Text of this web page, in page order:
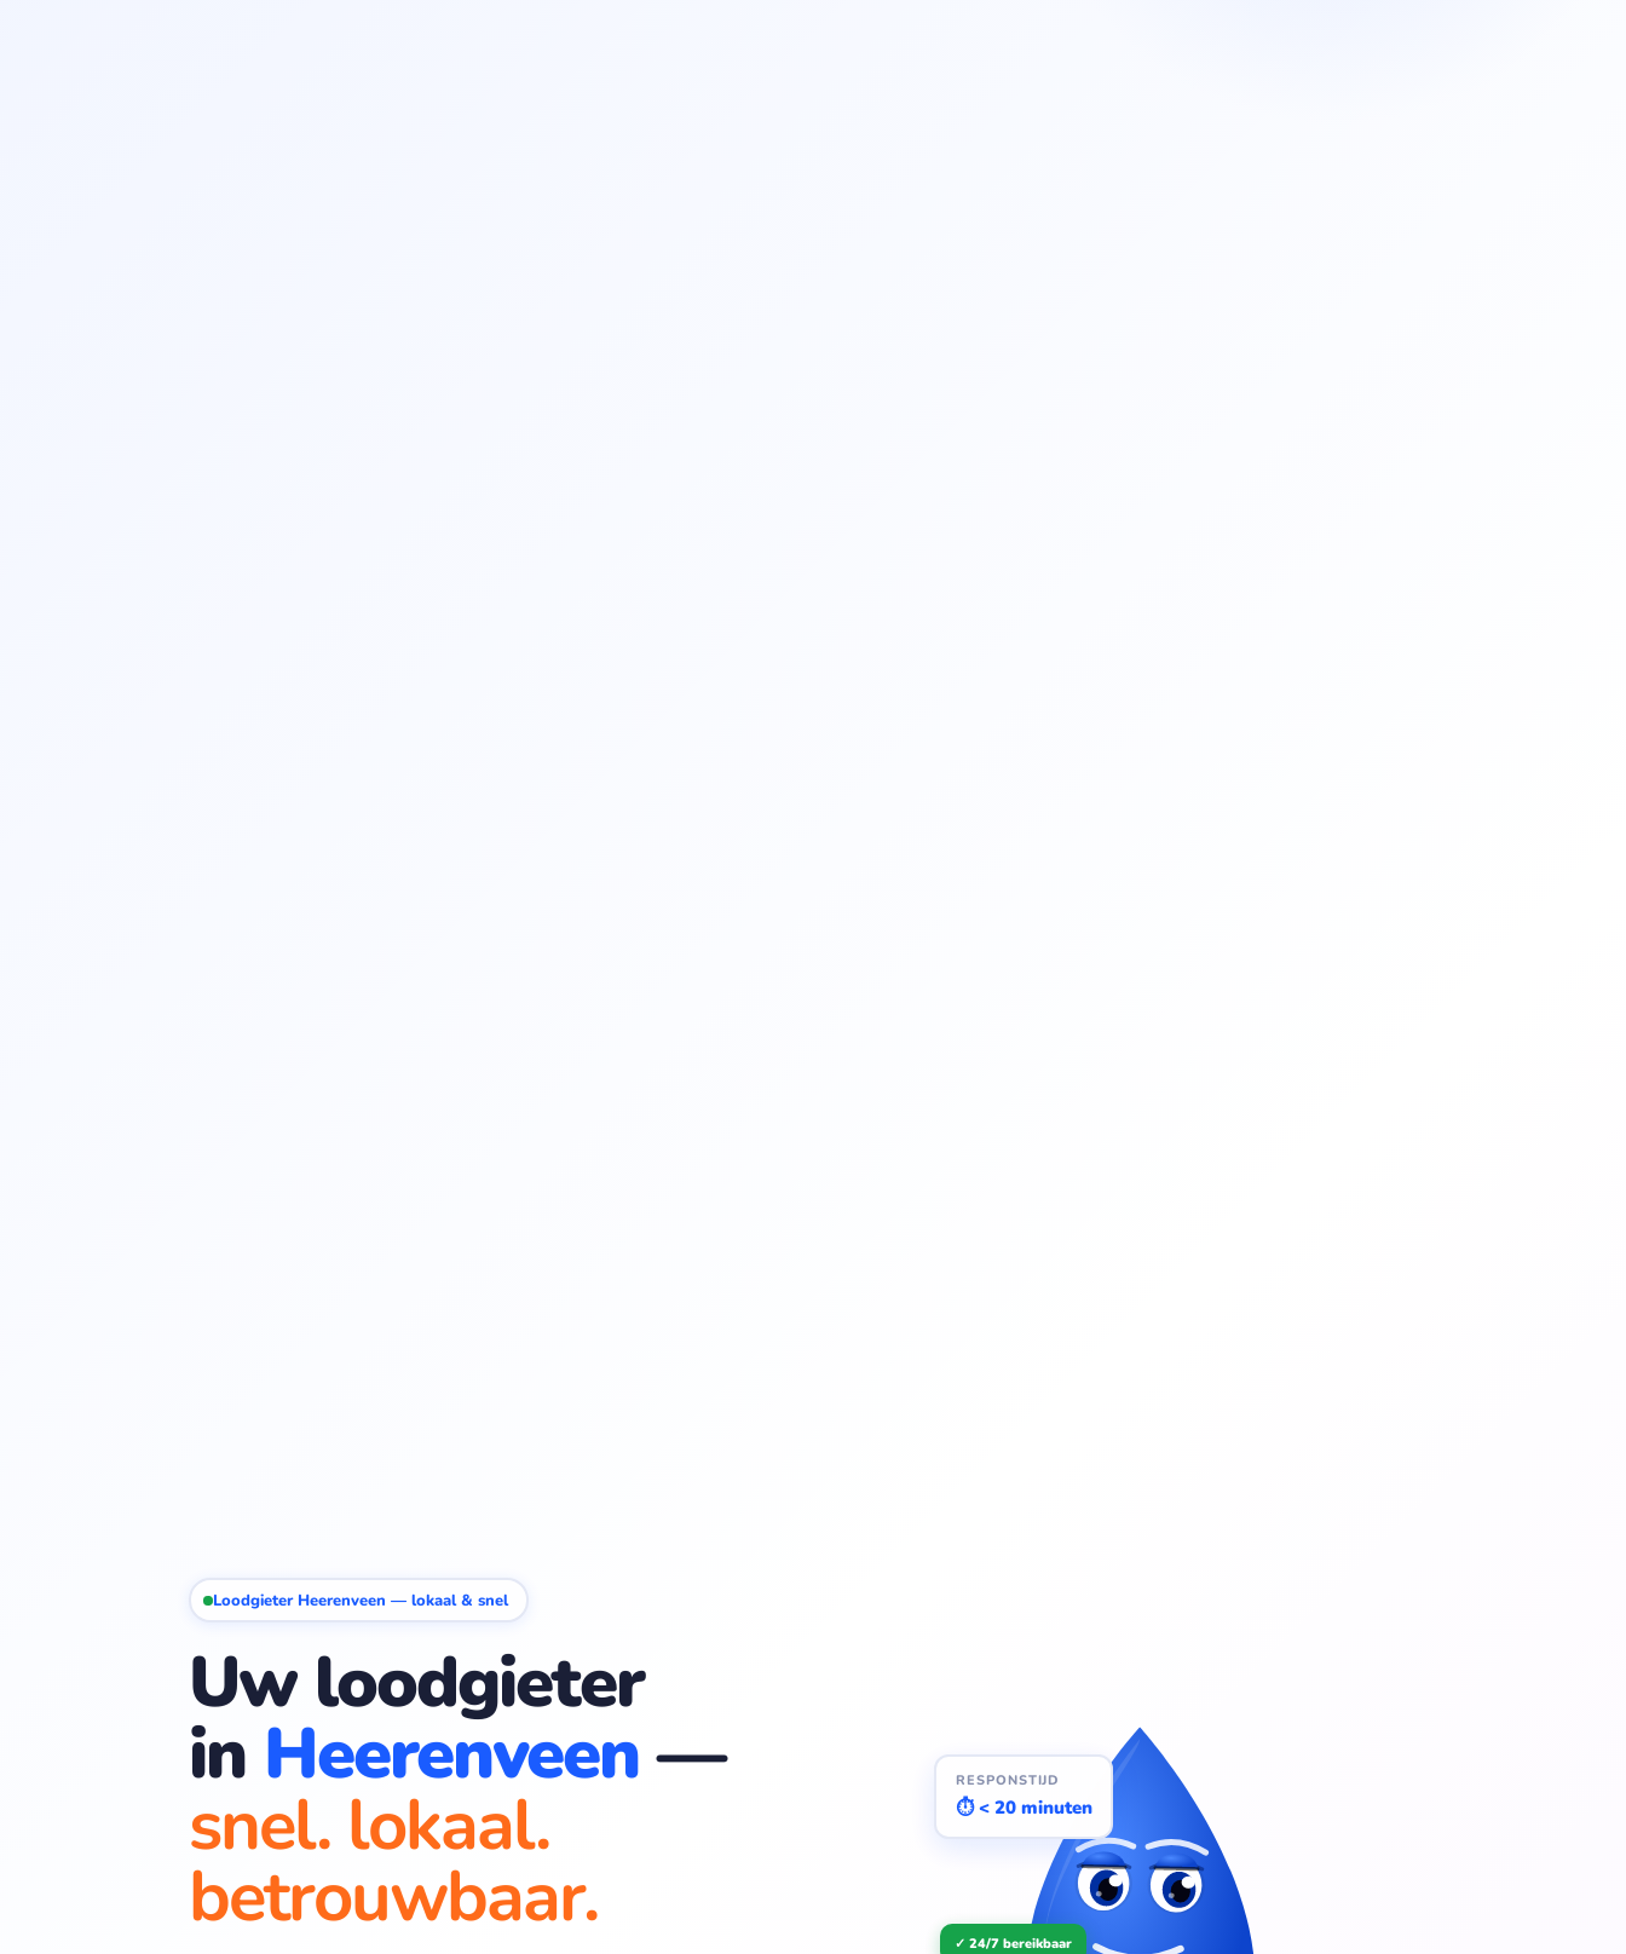
Loodgieter Heerenveen — lokaal & snel
Uw loodgieter
in Heerenveen—
snel. lokaal.
betrouwbaar.
RESPONSTIJD
⏱ < 20 minuten
✓ 24/7 bereikbaar